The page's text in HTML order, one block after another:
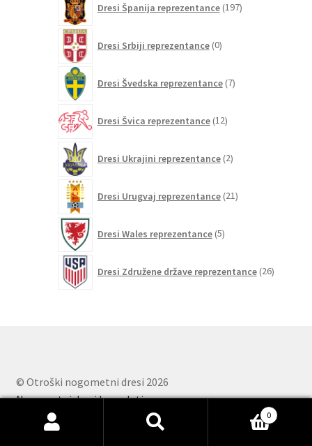
Dresi Španija reprezentance 197izdelkov
Dresi Srbiji reprezentance 0izdelkov
Dresi Švedska reprezentance 7izdelkov
Dresi Švica reprezentance 12izdelkov
Dresi Ukrajini reprezentance 2izdelka
Dresi Urugvaj reprezentance 21izdelkov
Dresi Wales reprezentance 5izdelkov
Dresi Združene države reprezentance 26izdelkov
© Otroški nogometni dresi 2026
Nogometni dresi kompleti.
0